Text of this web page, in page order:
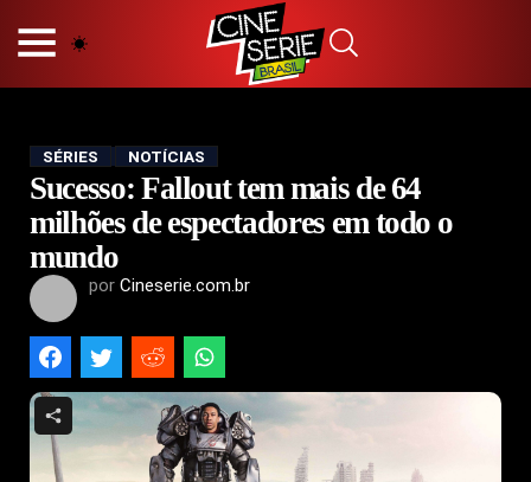
POLÍTICA DE PRIVACIDADE
TERMOS E CONDIÇÕES
CONTATO
Hot
Popular
Tendência
Filmes
Séries
Novelas
SÉRIES NOTÍCIAS
Sucesso: Fallout tem mais de 64
milhões de espectadores em todo o
mundo
por Cineserie.com.br